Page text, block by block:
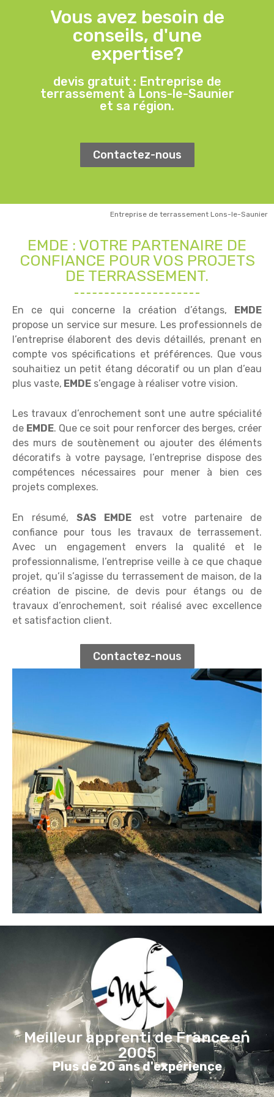
Vous avez besoin de
conseils, d'une
expertise?
devis gratuit : Entreprise de
terrassement à Lons-le-Saunier
et sa région.
Contactez-nous
Entreprise de terrassement Lons-le-Saunier
EMDE : VOTRE PARTENAIRE DE
CONFIANCE POUR VOS PROJETS
DE TERRASSEMENT.
En ce qui concerne la création d’étangs, EMDE
propose un service sur mesure. Les professionnels de
l’entreprise élaborent des devis détaillés, prenant en
compte vos spécifications et préférences. Que vous
souhaitiez un petit étang décoratif ou un plan d’eau
plus vaste, EMDE s’engage à réaliser votre vision.
Les travaux d’enrochement sont une autre spécialité
de EMDE. Que ce soit pour renforcer des berges, créer
des murs de soutènement ou ajouter des éléments
décoratifs à votre paysage, l’entreprise dispose des
compétences nécessaires pour mener à bien ces
projets complexes.
En résumé, SAS EMDE est votre partenaire de
confiance pour tous les travaux de terrassement.
Avec un engagement envers la qualité et le
professionnalisme, l’entreprise veille à ce que chaque
projet, qu’il s’agisse du terrassement de maison, de la
création de piscine, de devis pour étangs ou de
travaux d’enrochement, soit réalisé avec excellence
et satisfaction client.
Contactez-nous
Meilleur apprenti de France en
2005
Plus de 20 ans d'expérience